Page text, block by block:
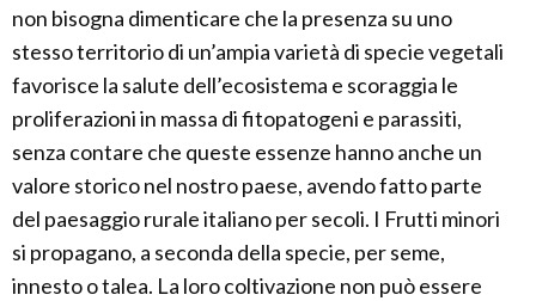
non bisogna dimenticare che la presenza su uno
stesso territorio di un’ampia varietà di specie vegetali
favorisce la salute dell’ecosistema e scoraggia le
proliferazioni in massa di fitopatogeni e parassiti,
senza contare che queste essenze hanno anche un
valore storico nel nostro paese, avendo fatto parte
del paesaggio rurale italiano per secoli. I Frutti minori
si propagano, a seconda della specie, per seme,
innesto o talea. La loro coltivazione non può essere